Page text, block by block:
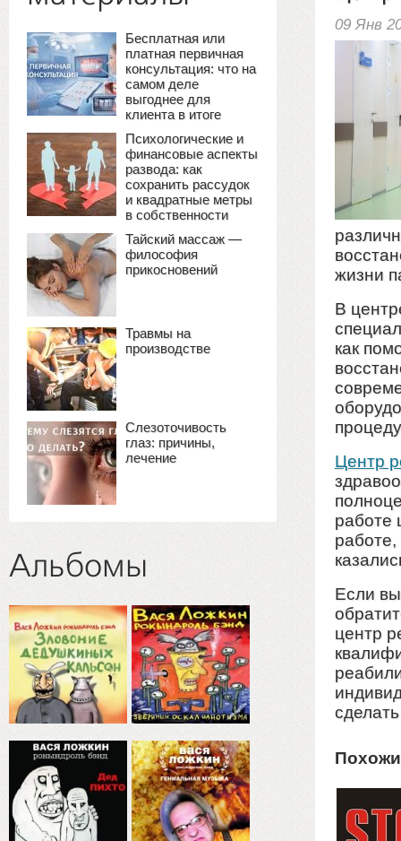
Бесплатная или
платная первичная
консультация: что на
самом деле
выгоднее для
клиента в итоге
Психологические и
финансовые аспекты
развода: как
сохранить рассудок
и квадратные метры
в собственности
Тайский массаж —
философия
прикосновений
Травмы на
производстве
Слезоточивость
глаз: причины,
лечение
Альбомы
09 Янв
жизни
В
как
Центр
работе
Если
центр